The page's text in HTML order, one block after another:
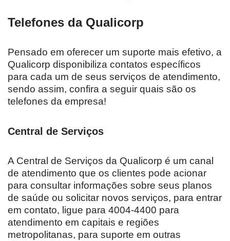
Telefones da Qualicorp
Pensado em oferecer um suporte mais efetivo, a
Qualicorp disponibiliza contatos específicos
para cada um de seus serviços de atendimento,
sendo assim, confira a seguir quais são os
telefones da empresa!
Central de Serviços
A Central de Serviços da Qualicorp é um canal
de atendimento que os clientes pode acionar
para consultar informações sobre seus planos
de saúde ou solicitar novos serviços, para entrar
em contato, ligue para 4004-4400 para
atendimento em capitais e regiões
metropolitanas, para suporte em outras